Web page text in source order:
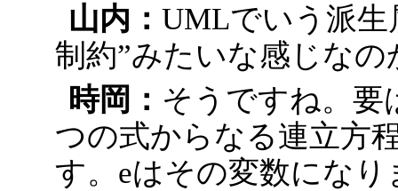
山内： UMLでいう派生
制約”みたいな感じなの
時岡： そうですね。要
つの式からなる連立方
す。eはその変数になり